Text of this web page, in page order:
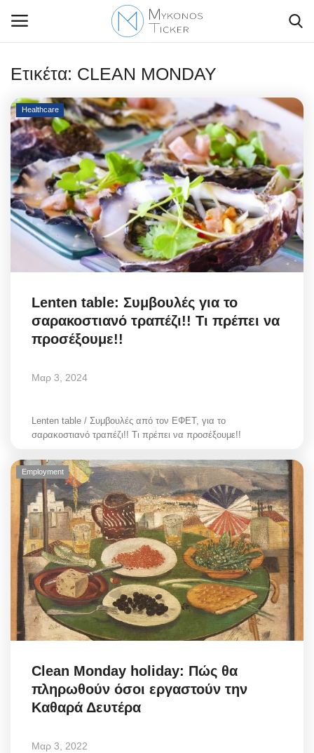
Contact Us
Politique
Business
Travel
Style Adorés
Mykonos
Mykonos Ticker TV
Sport
Sustainability
Health
In Pictures
Aegean Islands
Ετικέτα: CLEAN MONDAY
Healthcare
Lenten table: Συμβουλές για το
σαρακοστιανό τραπέζι!! Τι πρέπει να
προσέξουμε!!
Μαρ 3, 2024
Lenten table / Συμβουλές από τον ΕΦΕΤ, για το
σαρακοστιανό τραπέζι!! Τι πρέπει να προσέξουμε!!
Employment
Clean Monday holiday: Πώς θα
πληρωθούν όσοι εργαστούν την
Καθαρά Δευτέρα
Μαρ 3, 2022